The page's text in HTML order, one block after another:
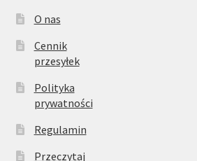
O nas
Cennik
przesyłek
Polityka
prywatności
Regulamin
Przeczytaj